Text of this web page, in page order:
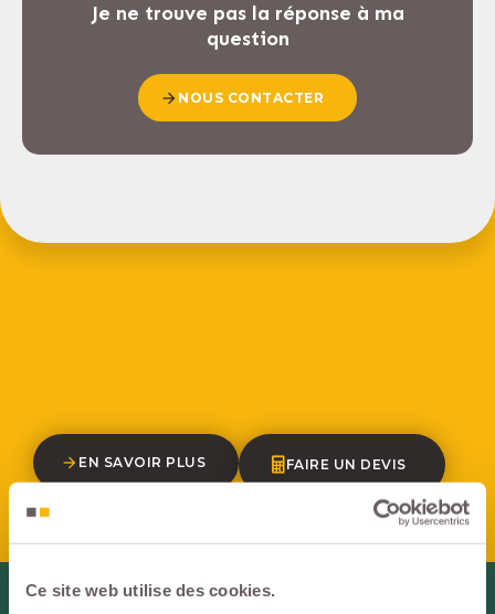
Ce site web utilise des cookies.
Je ne trouve pas la réponse à ma
question
NOUS CONTACTER
EN SAVOIR PLUS FAIRE UN DEVIS